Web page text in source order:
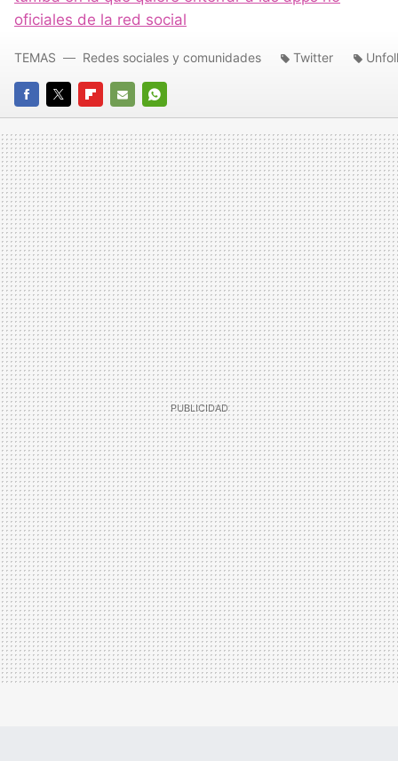
oficiales de la red social
FACEBOOK
TWITTERFLIPBOARD
E-
MAIL
WHATSAPP
TEMAS Redes sociales y comunidades Twitter